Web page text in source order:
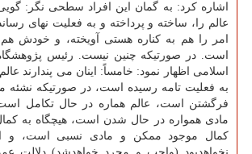
اشاره كرد: به گمان این افراد سطحی نگر:
عالم را، ساخته و پرداخته و به فعلیت نهای
امر را هم به كناره هستی آویخته، و خودش
است. در صورتیكه چنین نیست. رئیس
اسلامی اظهار نمود: خامساً: اینان می پندارند
به فعلیت تامه رسیده است، در صورتیكه نشئه
فرگشتن است، عالم هماره در حال تكامل
مادی همواره در حال شدن است، هیچگاه به
كمال موجود ممكن و مادی نسبی است، و